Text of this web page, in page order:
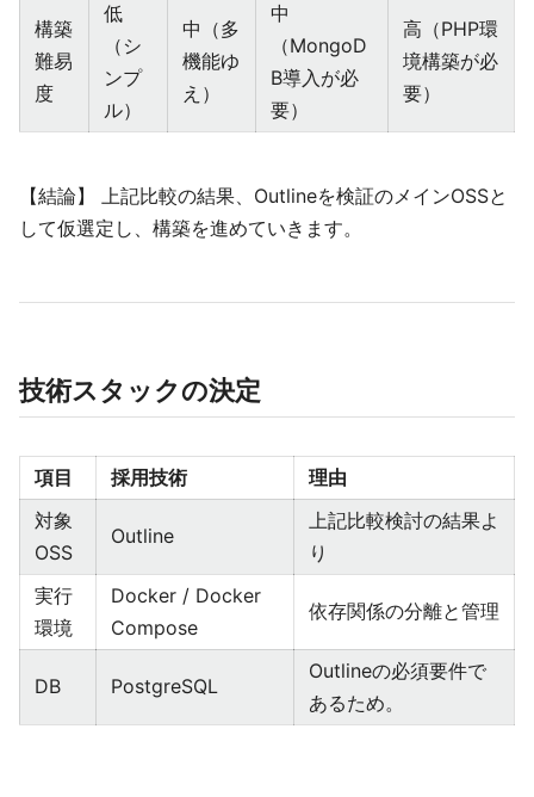
構築
難易
度
低
（シ
ンプ
ル）
中（多
機能ゆ
え）
中
（MongoD
B導入が必
要）
高（PHP環
境構築が必
要）
【結論】 上記比較の結果、Outlineを検証のメインOSSと
して仮選定し、構築を進めていきます。
技術スタックの決定
項目 採用技術
理由
対象
OSS
Outline
上記比較検討の結果よ
り
実行
環境
Docker / Docker
Compose
依存関係の分離と管理
DB PostgreSQL
Outlineの必須要件で
あるため。